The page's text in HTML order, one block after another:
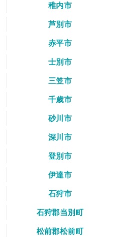
稚内市
芦別市
赤平市
士別市
三笠市
千歳市
砂川市
深川市
登別市
伊達市
石狩市
石狩郡当別町
松前郡松前町